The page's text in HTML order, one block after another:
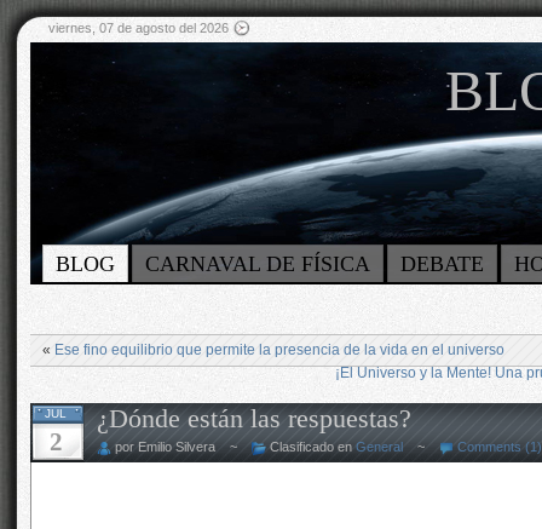
viernes, 07 de agosto del 2026
BLOG CARNAVAL DE FÍSICA DEBATE
« Ese fino equilibrio que permite la presencia de la vida en el universo
¡El Universo y la Mente! Una
JUL
2
¿Dónde están las respuestas?
por Emilio Silvera ~ Clasificado en General ~ Comments (1)